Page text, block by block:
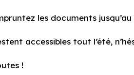
les documents
accessibles tout l’été,
!